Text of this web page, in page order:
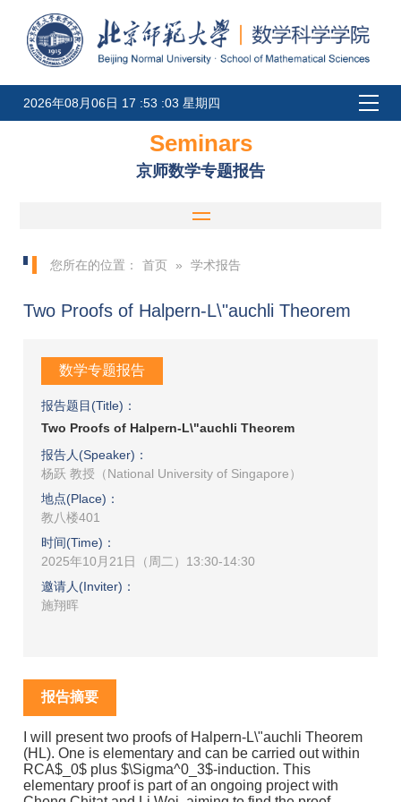
2026年08月06日 17 :53 :03 星期四
Seminars
京师数学专题报告
您所在的位置： 首页 » 学术报告
Two Proofs of Halpern-L\"auchli Theorem
数学专题报告
报告题目(Title)：
Two Proofs of Halpern-L\"auchli Theorem
报告人(Speaker)：
杨跃 教授（National University of Singapore）
地点(Place)：
教八楼401
时间(Time)：
2025年10月21日（周二）13:30-14:30
邀请人(Inviter)：
施翔晖
报告摘要
I will present two proofs of Halpern-L\"auchli Theorem
(HL). One is elementary and can be carried out within
RCA$_0$ plus $\Sigma^0_3$-induction. This
elementary proof is part of an ongoing project with